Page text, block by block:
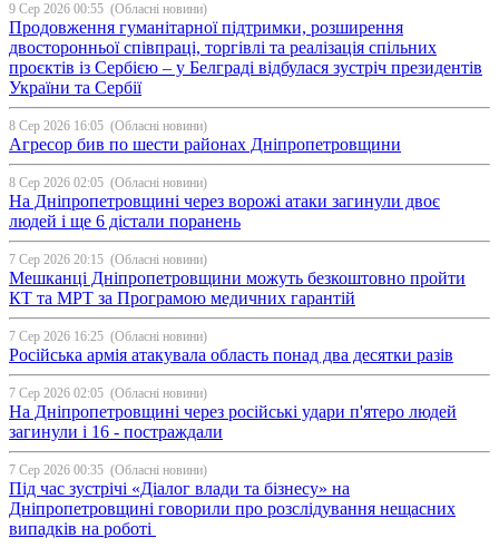
9 Сер 2026 00:55 (Обласні новини)
Продовження гуманітарної підтримки, розширення
двосторонньої співпраці, торгівлі та реалізація спільних
проєктів із Сербією – у Белграді відбулася зустріч президентів
України та Сербії
8 Сер 2026 16:05 (Обласні новини)
Агресор бив по шести районах Дніпропетровщини
8 Сер 2026 02:05 (Обласні новини)
На Дніпропетровщині через ворожі атаки загинули двоє
людей і ще 6 дістали поранень
7 Сер 2026 20:15 (Обласні новини)
Мешканці Дніпропетровщини можуть безкоштовно пройти
КТ та МРТ за Програмою медичних гарантій
7 Сер 2026 16:25 (Обласні новини)
Російська армія атакувала область понад два десятки разів
7 Сер 2026 02:05 (Обласні новини)
На Дніпропетровщині через російські удари п'ятеро людей
загинули і 16 - постраждали
7 Сер 2026 00:35 (Обласні новини)
Під час зустрічі «Діалог влади та бізнесу» на
Дніпропетровщині говорили про розслідування нещасних
випадків на роботі